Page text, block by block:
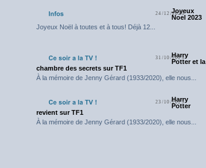
24/12/2023
Joyeux
Noel 2023
Joyeux Noël à toutes et à tous! Déjà 12...
31/10/2023
Harry
Potter et la
chambre des secrets sur TF1
À la mémoire de Jenny Gérard (1933/2020), elle nous...
23/10/2023
Harry
Potter
revient sur TF1
À la mémoire de Jenny Gérard (1933/2020), elle nous...